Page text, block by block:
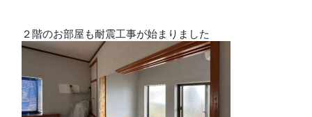
２階のお部屋も耐震工事が始まりました